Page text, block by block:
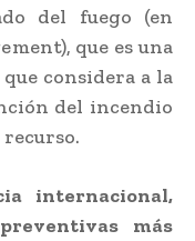
del fuego (en
que es una
considera a la
del incendio
internacional,
más